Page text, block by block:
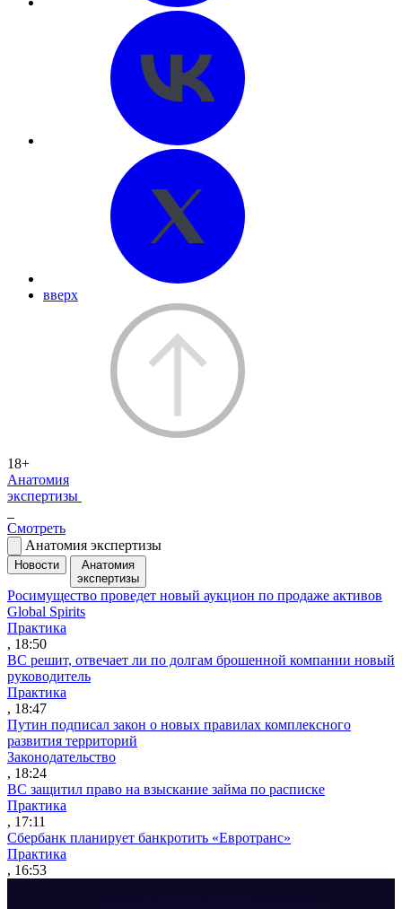
вверх
18+
Анатомия
экспертизы
Смотреть
Анатомия экспертизы
Новости
Анатомия
экспертизы
Росимущество проведет новый аукцион по продаже активов
Global Spirits
Практика
, 18:50
ВС решит, отвечает ли по долгам брошенной компании новый
руководитель
Практика
, 18:47
Путин подписал закон о новых правилах комплексного
развития территорий
Законодательство
, 18:24
ВС защитил право на взыскание займа по расписке
Практика
, 17:11
Сбербанк планирует банкротить «Евротранс»
Практика
, 16:53